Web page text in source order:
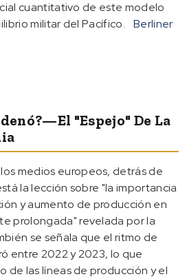
cuantitativo de este modelo
militar del Pacífico.
Berliner
"espejo" De La
medios europeos, detrás de
la lección sobre "la importancia
y aumento de producción en
prolongada" revelada por la
se señala que el ritmo de
entre 2022 y 2023, lo que
de las líneas de producción y el